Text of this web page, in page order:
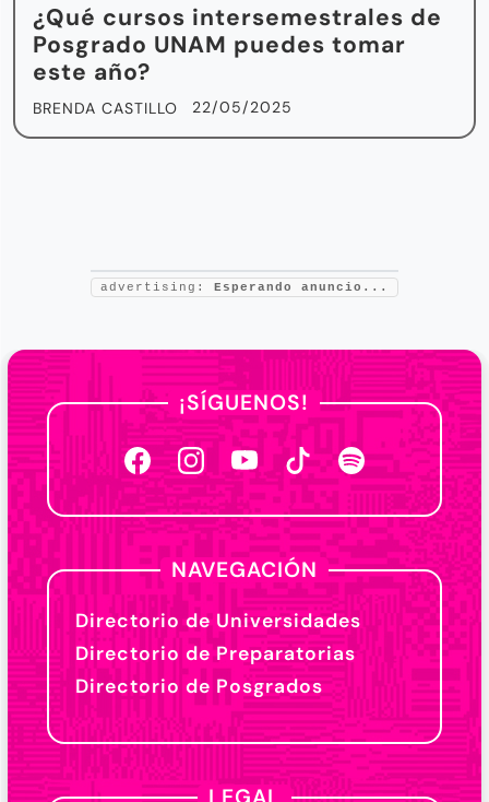
¿Qué cursos intersemestrales de
Posgrado UNAM puedes tomar
este año?
BRENDA CASTILLO 22/05/2025
advertising: Esperando anuncio...
¡SÍGUENOS!
NAVEGACIÓN
Directorio de Universidades
Directorio de Preparatorias
Directorio de Posgrados